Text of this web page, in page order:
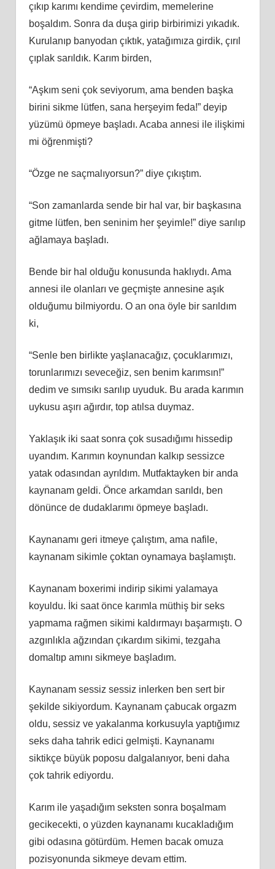
çıkıp karımı kendime çevirdim, memelerine
boşaldım. Sonra da duşa girip birbirimizi yıkadık.
Kurulanıp banyodan çıktık, yatağımıza girdik, çırıl
çıplak sarıldık. Karım birden,
“Aşkım seni çok seviyorum, ama benden başka
birini sikme lütfen, sana herşeyim feda!” deyip
yüzümü öpmeye başladı. Acaba annesi ile ilişkimi
mi öğrenmişti?
“Özge ne saçmalıyorsun?” diye çıkıştım.
“Son zamanlarda sende bir hal var, bir başkasına
gitme lütfen, ben seninim her şeyimle!” diye sarılıp
ağlamaya başladı.
Bende bir hal olduğu konusunda haklıydı. Ama
annesi ile olanları ve geçmişte annesine aşık
olduğumu bilmiyordu. O an ona öyle bir sarıldım
ki,
“Senle ben birlikte yaşlanacağız, çocuklarımızı,
torunlarımızı seveceğiz, sen benim karımsın!”
dedim ve sımsıkı sarılıp uyuduk. Bu arada karımın
uykusu aşırı ağırdır, top atılsa duymaz.
Yaklaşık iki saat sonra çok susadığımı hissedip
uyandım. Karımın koynundan kalkıp sessizce
yatak odasından ayrıldım. Mutfaktayken bir anda
kaynanam geldi. Önce arkamdan sarıldı, ben
dönünce de dudaklarımı öpmeye başladı.
Kaynanamı geri itmeye çalıştım, ama nafile,
kaynanam sikimle çoktan oynamaya başlamıştı.
Kaynanam boxerimi indirip sikimi yalamaya
koyuldu. İki saat önce karımla müthiş bir seks
yapmama rağmen sikimi kaldırmayı başarmıştı. O
azgınlıkla ağzından çıkardım sikimi, tezgaha
domaltıp amını sikmeye başladım.
Kaynanam sessiz sessiz inlerken ben sert bir
şekilde sikiyordum. Kaynanam çabucak orgazm
oldu, sessiz ve yakalanma korkusuyla yaptığımız
seks daha tahrik edici gelmişti. Kaynanamı
siktikçe büyük poposu dalgalanıyor, beni daha
çok tahrik ediyordu.
Karım ile yaşadığım seksten sonra boşalmam
gecikecekti, o yüzden kaynanamı kucakladığım
gibi odasına götürdüm. Hemen bacak omuza
pozisyonunda sikmeye devam ettim.